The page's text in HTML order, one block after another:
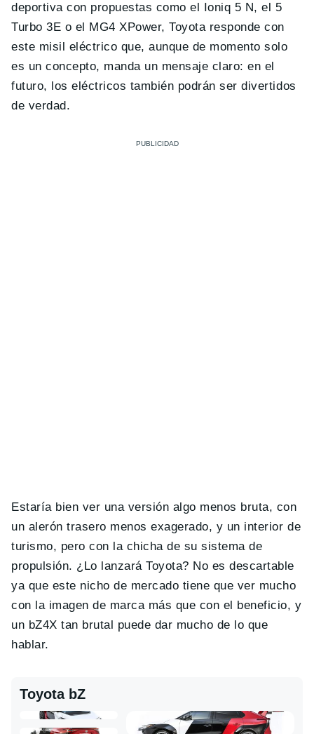
deportiva con propuestas como el Ioniq 5 N, el 5
Turbo 3E o el MG4 XPower, Toyota responde con
este misil eléctrico que, aunque de momento solo
es un concepto, manda un mensaje claro: en el
futuro, los eléctricos también podrán ser divertidos
de verdad.
Estaría bien ver una versión algo menos bruta, con
un alerón trasero menos exagerado, y un interior de
turismo, pero con la chicha de su sistema de
propulsión. ¿Lo lanzará Toyota? No es descartable
ya que este nicho de mercado tiene que ver mucho
con la imagen de marca más que con el beneficio, y
un bZ4X tan brutal puede dar mucho de lo que
hablar.
Toyota bZ